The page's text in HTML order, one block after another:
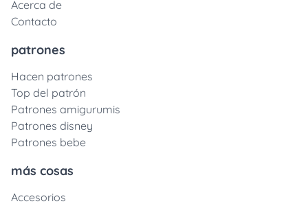
Acerca de
Contacto
patrones
Hacen patrones
Top del patrón
Patrones amigurumis
Patrones disney
Patrones bebe
más cosas
Accesorios